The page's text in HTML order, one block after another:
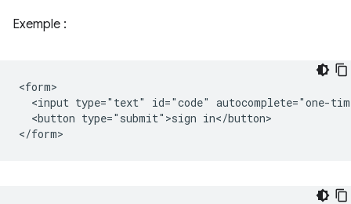
Exemple :
<form>
<input type="text" id="code" autocomplete="one-
  <button type="submit">sign in</button>